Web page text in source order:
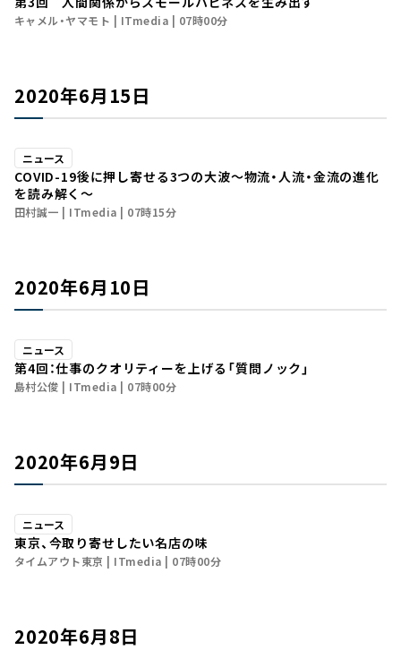
キャメル・ヤマモト ITmedia 07時00分
2020年6月15日
ニュース
COVID-19後に押し寄せる3つの大波～物流・人流・金流の進化
を読み解く～
田村誠一 ITmedia 07時15分
2020年6月10日
ニュース
第4回：仕事のクオリティーを上げる「質問ノック」
島村公俊 ITmedia 07時00分
2020年6月9日
ニュース
東京、今取り寄せしたい名店の味
タイムアウト東京 ITmedia 07時00分
2020年6月8日